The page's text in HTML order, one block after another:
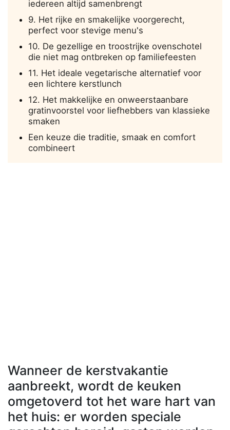
iedereen altijd samenbrengt
9. Het rijke en smakelijke voorgerecht,
perfect voor stevige menu's
10. De gezellige en troostrijke ovenschotel
die niet mag ontbreken op familiefeesten
11. Het ideale vegetarische alternatief voor
een lichtere kerstlunch
12. Het makkelijke en onweerstaanbare
gratinvoorstel voor liefhebbers van klassieke
smaken
Een keuze die traditie, smaak en comfort
combineert
Wanneer de kerstvakantie
aanbreekt, wordt de keuken
omgetoverd tot het ware hart van
het huis: er worden speciale